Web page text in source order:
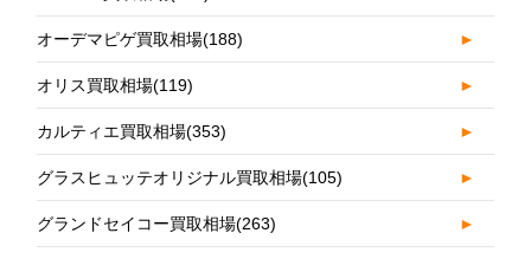
オーデマピゲ買取相場(188) ►
オリス買取相場(119) ►
カルティエ買取相場(353) ►
グラスヒュッテオリジナル買取相場(105) ►
グランドセイコー買取相場(263) ►